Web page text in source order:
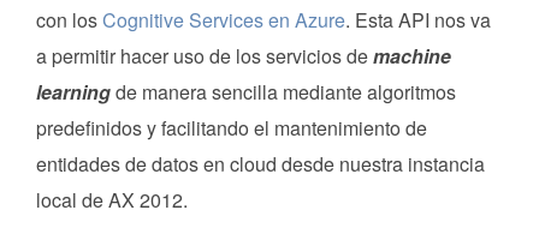
con losCognitive Services en Azure. Esta API nos va
a permitir hacer uso de los servicios demachine
learningde manera sencilla mediante algoritmos
predefinidos y facilitando el mantenimiento de
entidades de datos en cloud desde nuestra instancia
local de AX 2012.